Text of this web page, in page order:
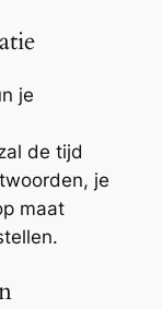
je
de tijd
je
maat